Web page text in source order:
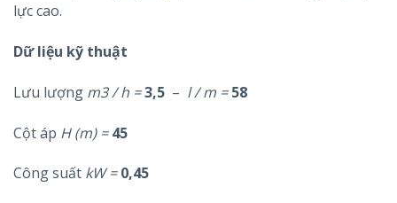
lực cao.
Dữ liệu kỹ thuật
Lưu lượng m3 / h =3,5 – l / m =58
Cột áp H (m) =45
Công suất kW =0,45